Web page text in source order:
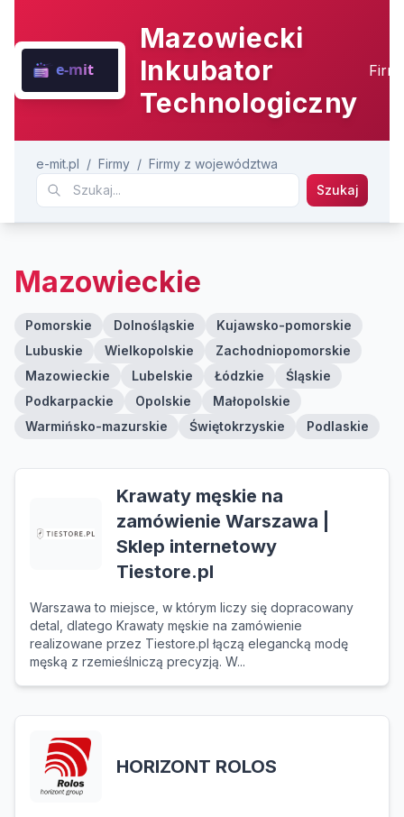
Mazowiecki
Inkubator
Technologiczny
e-mit.pl / Firmy / Firmy z województwa
Szukaj
Mazowieckie
Pomorskie Dolnośląskie
Kujawsko-pomorskie
Lubuskie
Wielkopolskie
Zachodniopomorskie
Mazowieckie
Lubelskie Łódzkie
Śląskie
Podkarpackie
Opolskie
Małopolskie
Warmińsko-mazurskie
Świętokrzyskie Podlaskie
Krawaty męskie na
zamówienie Warszawa |
Sklep internetowy
Tiestore.pl
Warszawa to miejsce, w którym liczy się dopracowany
detal, dlatego Krawaty męskie na zamówienie
realizowane przez Tiestore.pl łączą elegancką modę
męską z rzemieślniczą precyzją. W...
HORIZONT ROLOS